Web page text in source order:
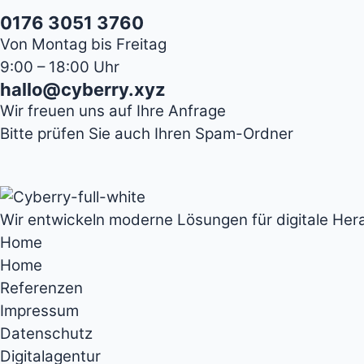
0176 3051 3760
Von Montag bis Freitag
9:00 – 18:00 Uhr
hallo@cyberry.xyz
Wir freuen uns auf Ihre Anfrage
Bitte prüfen Sie auch Ihren Spam-Ordner
Wir entwickeln moderne Lösungen für digitale
Home
Home
Referenzen
Impressum
Datenschutz
Digitalagentur